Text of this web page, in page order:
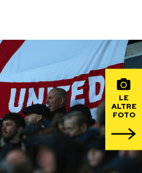
Mondiali calcio 2026
LE
ALTRE
FOTO